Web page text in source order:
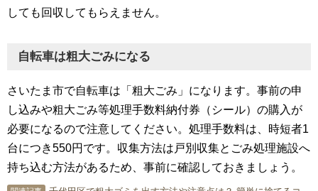
しても回収してもらえません。
自転車は粗大ごみになる
さいたま市で自転車は「粗大ごみ」になります。事前の申
し込みや粗大ごみ等処理手数料納付券（シール）の購入が
必要になるので注意してください。処理手数料は、時短者1
台につき550円です。収集方法は戸別収集とごみ処理施設へ
持ち込む方法があるため、事前に確認しておきましょう。